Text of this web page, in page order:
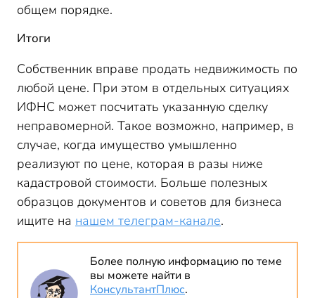
общем порядке.
Итоги
Собственник вправе продать недвижимость по
любой цене. При этом в отдельных ситуациях
ИФНС может посчитать указанную сделку
неправомерной. Такое возможно, например, в
случае, когда имущество умышленно
реализуют по цене, которая в разы ниже
кадастровой стоимости. Больше полезных
образцов документов и советов для бизнеса
ищите на нашем телеграм-канале.
Более полную информацию по теме
вы можете найти в
КонсультантПлюс.